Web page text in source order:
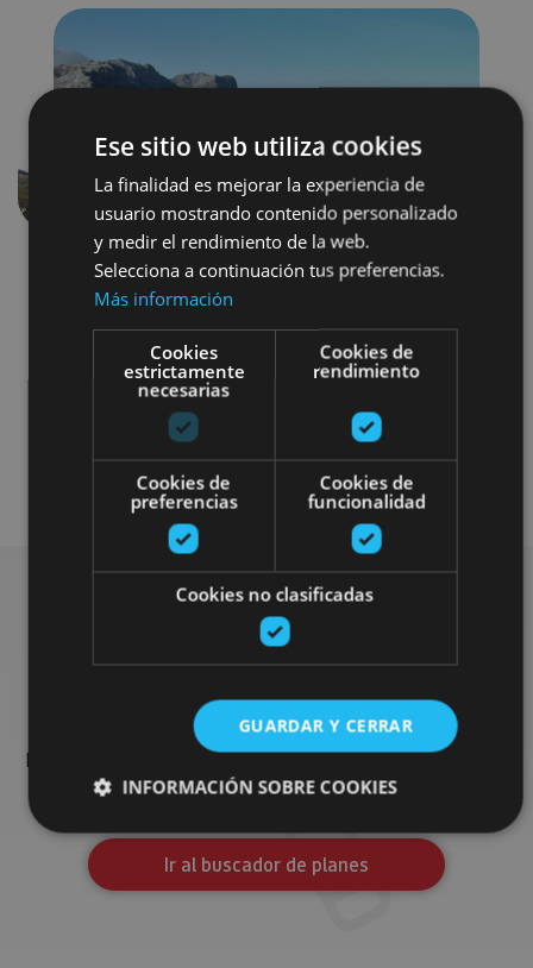
Anterior
Senderismo y montaña
Visitas guiadas
Busca más planes
Encuentra planes y sugerencias para completar tu viaje en
Navarra: actividades organizadas, visitas y los eventos más
destados de la agenda.
Ir al buscador de planes
Ese sitio web utiliza cookies
La finalidad es mejorar la experiencia de
usuario mostrando contenido personalizado
y medir el rendimiento de la web.
Selecciona a continuación tus preferencias.
Más información
Cookies
estrictamente
necesarias
Cookies de
rendimiento
Cookies de
preferencias
Cookies de
funcionalidad
Cookies no clasificadas
GUARDAR Y CERRAR
INFORMACIÓN SOBRE COOKIES
Cookies estrictamente necesarias